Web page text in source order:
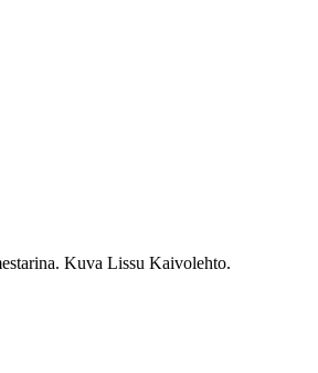
Kuva Lissu Kaivolehto.